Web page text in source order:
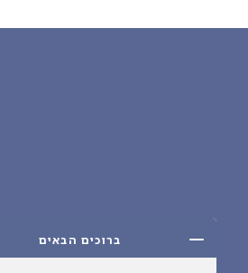
ברוכים הבאים